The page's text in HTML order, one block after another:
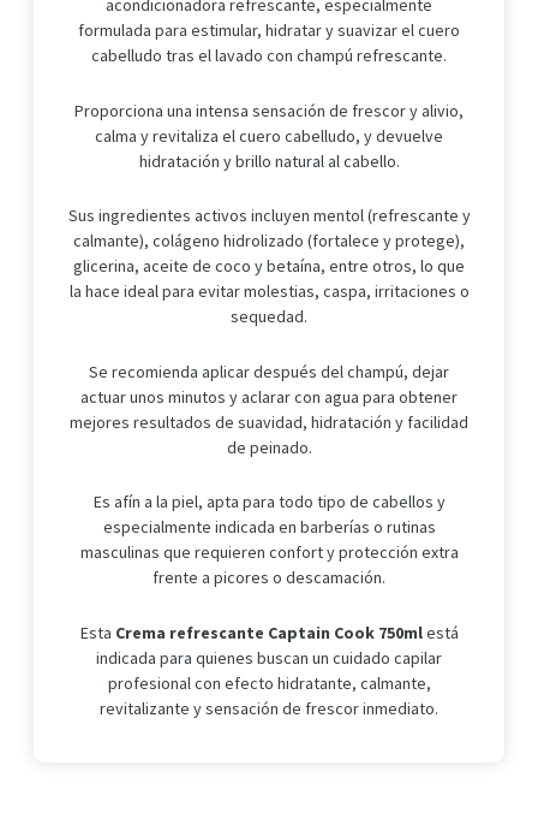
acondicionadora refrescante, especialmente
formulada para estimular, hidratar y suavizar el cuero
cabelludo tras el lavado con champú refrescante.
Proporciona una intensa sensación de frescor y alivio,
calma y revitaliza el cuero cabelludo, y devuelve
hidratación y brillo natural al cabello.
Sus ingredientes activos incluyen mentol (refrescante y
calmante), colágeno hidrolizado (fortalece y protege),
glicerina, aceite de coco y betaína, entre otros, lo que
la hace ideal para evitar molestias, caspa, irritaciones o
sequedad.
Se recomienda aplicar después del champú, dejar
actuar unos minutos y aclarar con agua para obtener
mejores resultados de suavidad, hidratación y facilidad
de peinado.
Es afín a la piel, apta para todo tipo de cabellos y
especialmente indicada en barberías o rutinas
masculinas que requieren confort y protección extra
frente a picores o descamación.
Esta Crema refrescante Captain Cook 750mlestá
indicada para quienes buscan un cuidado capilar
profesional con efecto hidratante, calmante,
revitalizante y sensación de frescor inmediato.